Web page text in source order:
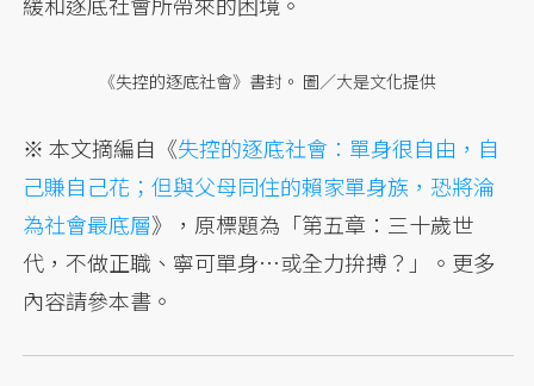
《失控的逐底社會》書封。 圖／大是文化提供
※ 本文摘編自《失控的逐底社會：單身很自由，自
己賺自己花；但與父母同住的賴家單身族，恐將淪
為社會最底層》，原標題為「第五章：三十歲世
代，不做正職、寧可單身…或全力拚搏？」。更多
內容請參本書。